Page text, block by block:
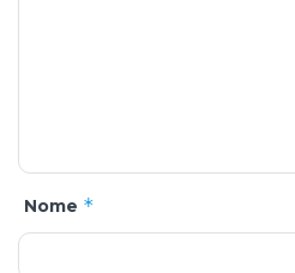
Nome *